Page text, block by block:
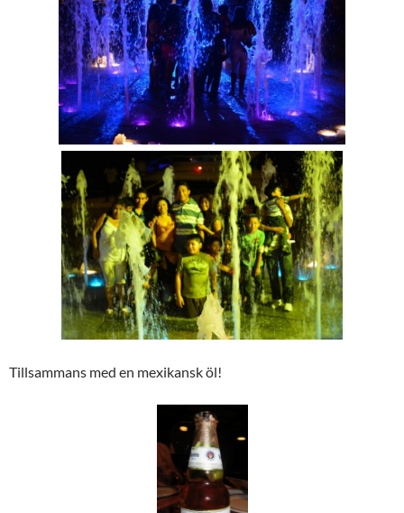
Tillsammans med en mexikansk öl!